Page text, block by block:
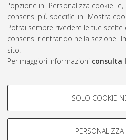
l'opzione in "Personalizza cookie"
consensi più specifici in "Mostra
Potrai sempre rivedere le tue
consensi rientrando nella sezione
sito.
Per maggiori informazioni consulta
COOKIE DI PROFILAZIONE -
Si tratta di cookie utilizzati per
navigazione degli utenti, creare profili
SOLO COOKIE
Rss 1.0
Rss 2.0
AMS Laurea
Impostazioni Cookie
Informativa sulla privacy
Condizioni d’uso del sito